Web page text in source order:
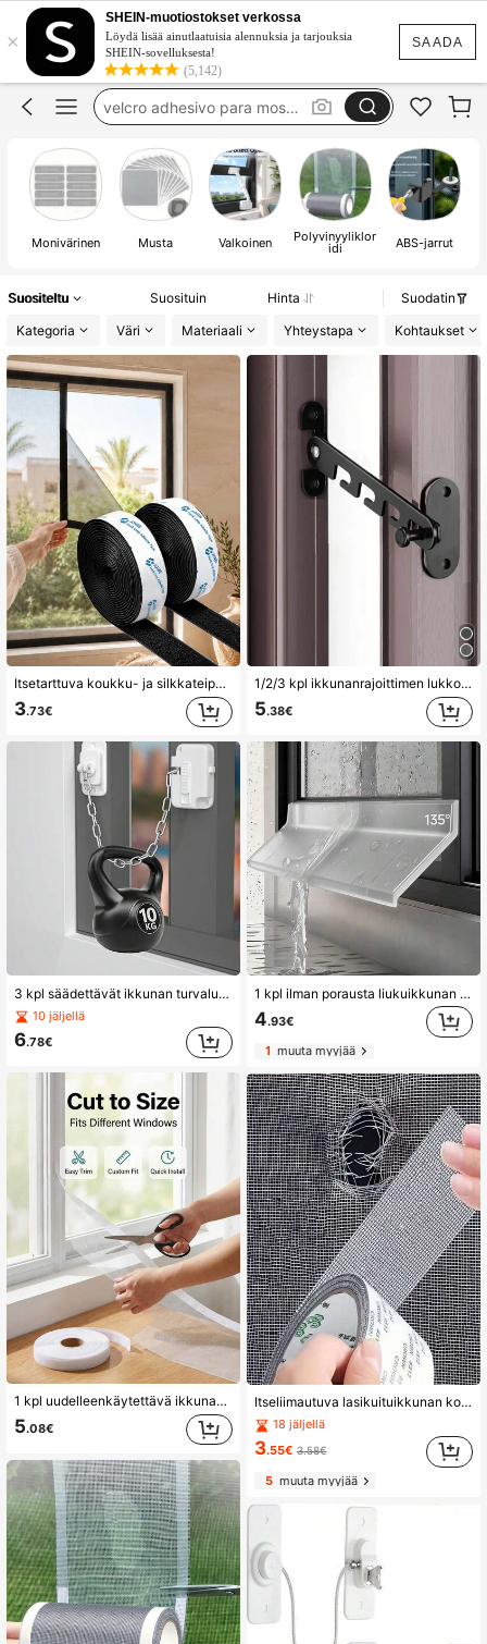
SAADA
×
SHEIN-muotiostokset verkossa
Löydä lisää ainutlaatuisia alennuksia ja tarjouksia
SHEIN-sovelluksesta!
(5,142)
sticker
fermo finestra aperta
aurinkokennovalo
Monivärinen Musta Valkoinen Polyvinyyliklor
idi ABS-jarrut
Suositeltu Suosituin Hinta
Suodatin
Kategoria
Väri Materiaali Yhteystapa Kohtaukset
Itsetarttuva koukku- ja silkkateippi ikkunaseuloverholle, leikattava tahmea kiinnitysnauha verkkoseulan asennukseen, kodin ikkunan DIY-kiinnitys
3.73€
3 kpl säädettävät ikkunan turvalukot, itsekiinnittyvät, asennus ilman porausta, kestävää metallia ja muovia, kodin turvallisuuteen, ilmanvaihtoon ja yksityisyyteen, tyylikäs lukkomuotoilu, helposti asennettavat lukot
10 jäljellä
6.78€
1 kpl uudelleenkäytettävä ikkunaverkko, itseliimautuva hyttysverkko, helppo asentaa itseliimautuva hyönteisverkkosarja, valkoinen ruudukko ja reunasuunnittelu, estää hyttysiä, kärpäsiä ja pieniä ötököitä, tiivis verkko, muokattavissa oleva tee-se-itse-verho - korvaa kodin hyönteisverkon, välttämätön koti
5.08€
1/2/3 kpl ikkunanrajoittimen lukko, metallinen suojaikkunan lukko, liukuikkunan rajoitin, ikkunan lukko, turvallisuussuoja, kodinparannus
5.38€
1 kpl ilman porausta liukuikkunan vedenpitävä este - Kestävä ulkoikkunoiden salaojitusjärjestelmä, liukuikkunan vedenpitävä ohjauslevy takaiskuventtiilillä, helppo asentaa, liimautuvalla taustalla, musta sadevesiviemäröintilevy, sopii liukuikkunoihin, parvekkeille ja suihkuoville - vuotamaton ja roskaton, sopii yksi-/kaksinkertaisille ikkunoille
4.93€
1muuta myyjää
Itseliimautuva lasikuituikkunan korjausteippi, vedenpitävä hyttysverkon korjausteippi, kestävä ja helppo korjata reikiä tai halkeamia ikkunanäytöissä ja ovissa
18 jäljellä
3.55€ 3.58€
5muuta myyjää